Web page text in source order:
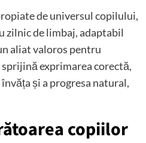
de universul copilului,
zilnic de limbaj, adaptabil
aliat valoros pentru
exprimarea corectă,
și a progresa natural,
copiilor